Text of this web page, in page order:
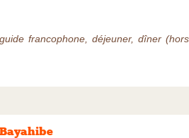
francophone, déjeuner, dîner